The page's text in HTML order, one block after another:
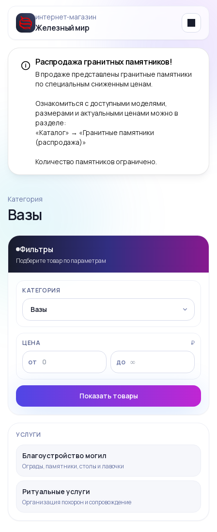
интернет‑магазин
Железный мир Menu
Распродажа гранитных памятников!
В продаже представлены гранитные памятники
по специальным сниженным ценам.
Ознакомиться с доступными моделями,
размерами и актуальными ценами можно в
разделе:
«Каталог» → «Гранитные памятники
(распродажа)»
Количество памятников ограничено.
Категория
Вазы
Фильтры
Подберите товар по параметрам
КАТЕГОРИЯ
ЦЕНА ₽
от до
Показать товары
УСЛУГИ
Благоустройство могил
Ограды, памятники, столы и лавочки
Ритуальные услуги
Организация похорон и сопровождение